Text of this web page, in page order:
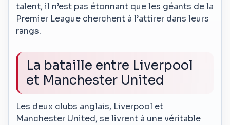
talent, il n’est pas étonnant que les géants de la
Premier League cherchent à l’attirer dans leurs
rangs.
La bataille entre Liverpool
et Manchester United
Les deux clubs anglais, Liverpool et
Manchester United, se livrent à une véritable